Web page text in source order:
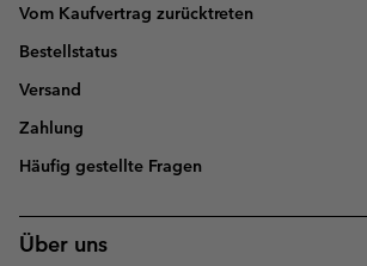
Vom Kaufvertrag zurücktreten
Bestellstatus
Versand
Zahlung
Häufig gestellte Fragen
Über uns